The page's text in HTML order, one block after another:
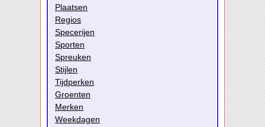
Plaatsen
Regios
Specerijen
Sporten
Spreuken
Stijlen
Tijdperken
Groenten
Merken
Weekdagen